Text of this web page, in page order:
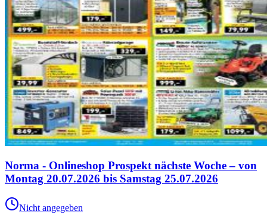
Norma - Onlineshop Prospekt nächste Woche – von
Montag 20.07.2026 bis Samstag 25.07.2026
Nicht angegeben